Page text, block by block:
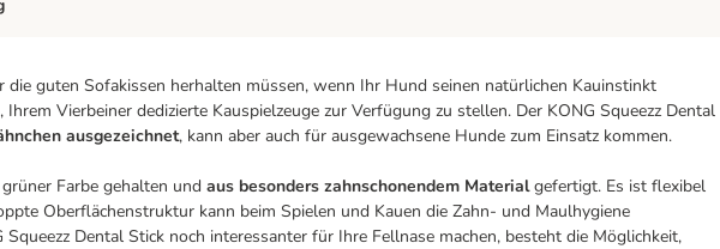
die guten Sofakissen herhalten müssen, wenn Ihr Hund seinen natürlichen Kauinstinkt
Vierbeiner dedizierte Kauspielzeuge zur Verfügung zu stellen. Der KONG Squeezz Dental
ausgezeichnet, kann aber auch für ausgewachsene Hunde zum Einsatz kommen.
Farbe gehalten und aus besonders zahnschonendem Materialgefertigt. Es ist flexibel
Oberflächenstruktur kann beim Spielen und Kauen die Zahn- und Maulhygiene
Dental Stick noch interessanter für Ihre Fellnase machen, besteht die Möglichkeit,